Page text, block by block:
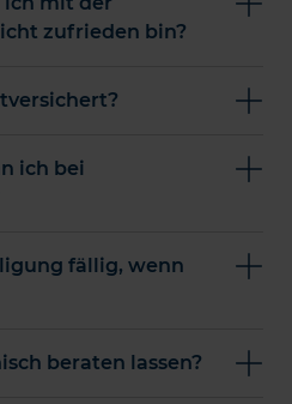
zufrieden bin?
ich bei
fällig, wenn
beraten lassen?